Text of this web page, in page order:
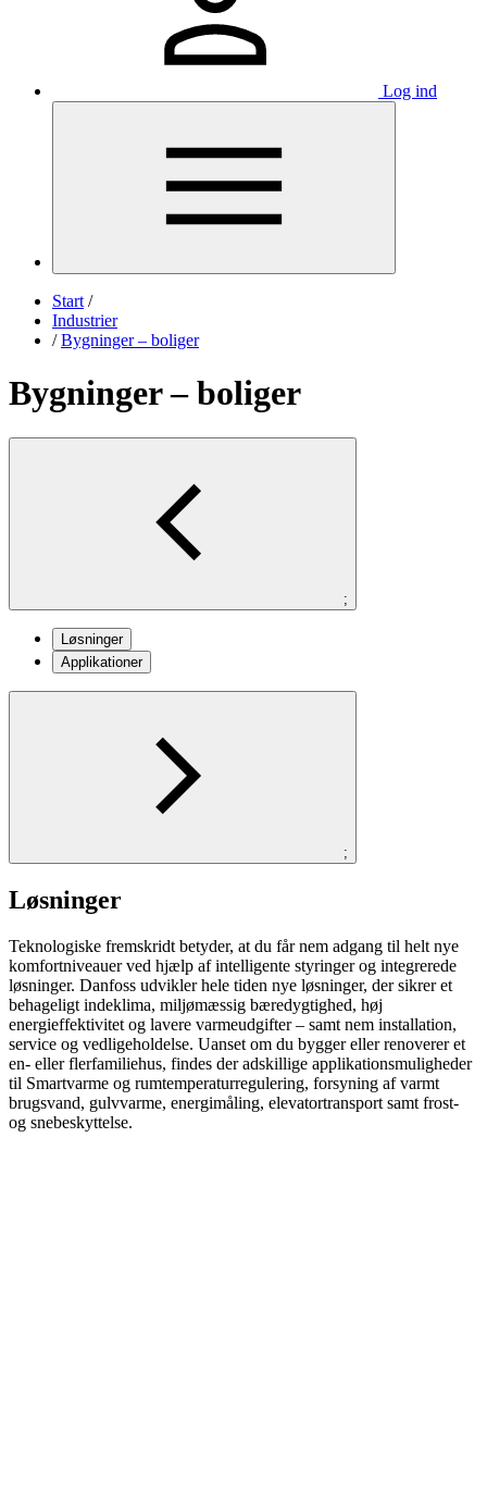
Log ind
Start /
Industrier
/ Bygninger – boliger
Bygninger – boliger
;
Løsninger
Applikationer
;
Løsninger
Teknologiske fremskridt betyder, at du får nem adgang til helt nye
komfortniveauer ved hjælp af intelligente styringer og integrerede
løsninger. Danfoss udvikler hele tiden nye løsninger, der sikrer et
behageligt indeklima, miljømæssig bæredygtighed, høj
energieffektivitet og lavere varmeudgifter – samt nem installation,
service og vedligeholdelse. Uanset om du bygger eller renoverer et
en- eller flerfamiliehus, findes der adskillige applikationsmuligheder
til Smartvarme og rumtemperaturregulering, forsyning af varmt
brugsvand, gulvvarme, energimåling, elevatortransport samt frost-
og snebeskyttelse.